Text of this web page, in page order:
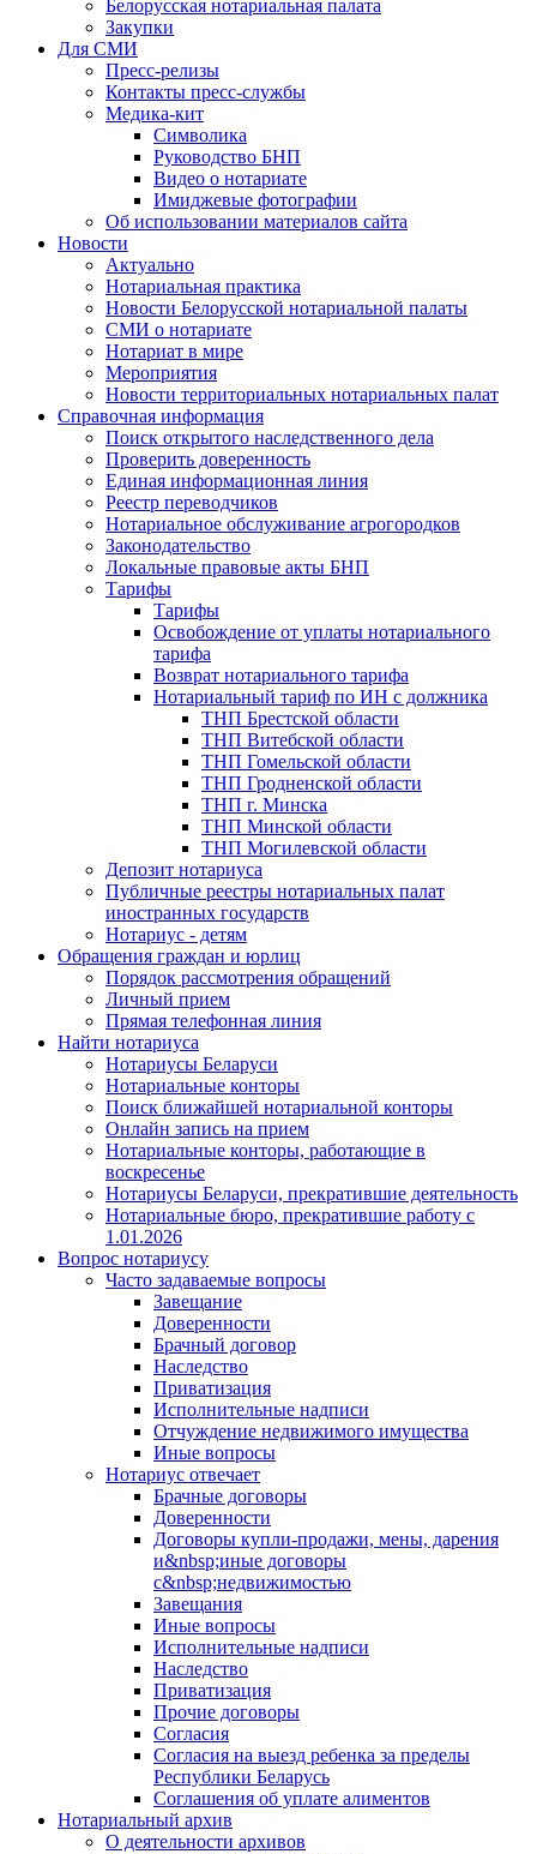
Белорусская нотариальная палата
Закупки
Для СМИ
Пресс-релизы
Контакты пресс-службы
Медика-кит
Символика
Руководство БНП
Видео о нотариате
Имиджевые фотографии
Об использовании материалов сайта
Новости
Актуально
Нотариальная практика
Новости Белорусской нотариальной палаты
СМИ о нотариате
Нотариат в мире
Мероприятия
Новости территориальных нотариальных палат
Справочная информация
Поиск открытого наследственного дела
Проверить доверенность
Единая информационная линия
Реестр переводчиков
Нотариальное обслуживание агрогородков
Законодательство
Локальные правовые акты БНП
Тарифы
Тарифы
Освобождение от уплаты нотариального
тарифа
Возврат нотариального тарифа
Нотариальный тариф по ИН с должника
ТНП Брестской области
ТНП Витебской области
ТНП Гомельской области
ТНП Гродненской области
ТНП г. Минска
ТНП Минской области
ТНП Могилевской области
Депозит нотариуса
Публичные реестры нотариальных палат
иностранных государств
Нотариус - детям
Обращения граждан и юрлиц
Порядок рассмотрения обращений
Личный прием
Прямая телефонная линия
Найти нотариуса
Нотариусы Беларуси
Нотариальные конторы
Поиск ближайшей нотариальной конторы
Онлайн запись на прием
Нотариальные конторы, работающие в
воскресенье
Нотариусы Беларуси, прекратившие деятельность
Нотариальные бюро, прекратившие работу с
1.01.2026
Вопрос нотариусу
Часто задаваемые вопросы
Завещание
Доверенности
Брачный договор
Наследство
Приватизация
Исполнительные надписи
Отчуждение недвижимого имущества
Иные вопросы
Нотариус отвечает
Брачные договоры
Доверенности
Договоры купли-продажи, мены, дарения
и&nbsp;иные договоры
с&nbsp;недвижимостью
Завещания
Иные вопросы
Исполнительные надписи
Наследство
Приватизация
Прочие договоры
Согласия
Согласия на выезд ребенка за пределы
Республики Беларусь
Соглашения об уплате алиментов
Нотариальный архив
О деятельности архивов